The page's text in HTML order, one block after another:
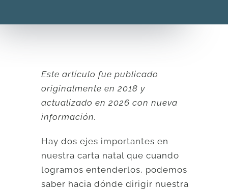
Carrito
Este artículo fue publicado
originalmente en 2018 y
actualizado en 2026 con nueva
información.
Hay dos ejes importantes en
nuestra carta natal que cuando
logramos entenderlos, podemos
saber hacia dónde dirigir nuestra